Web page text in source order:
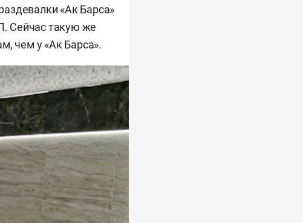
«Ак Барса»
Сейчас такую же
чем у «Ак Барса».